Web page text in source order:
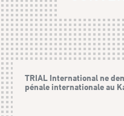
TRIAL International ne
pénale internationale au